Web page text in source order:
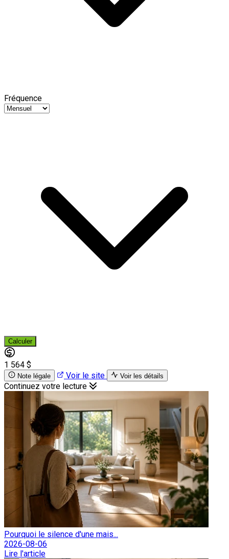
Fréquence
Calculer
1 564 $
Note légale Voir le site Voir les détails
Continuez votre lecture
Pourquoi le silence d'une mais...
2026-08-06
Lire l'article